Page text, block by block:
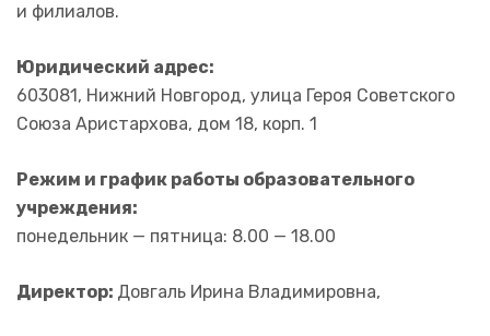
и филиалов.
Юридический адрес:
603081, Нижний Новгород, улица Героя Советского
Союза Аристархова, дом 18, корп. 1
Режим и график работы образовательного
учреждения:
понедельник — пятница: 8.00 — 18.00
Директор: Довгаль Ирина Владимировна,